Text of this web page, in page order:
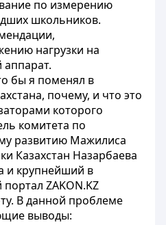
по измерению
школьников.
нагрузки на
бы я поменял в
почему, и что это
которого
комитета по
развитию Мажилиса
Казахстан Назарбаева
и крупнейший в
ZAKON.KZ
В данной проблеме
выводы: